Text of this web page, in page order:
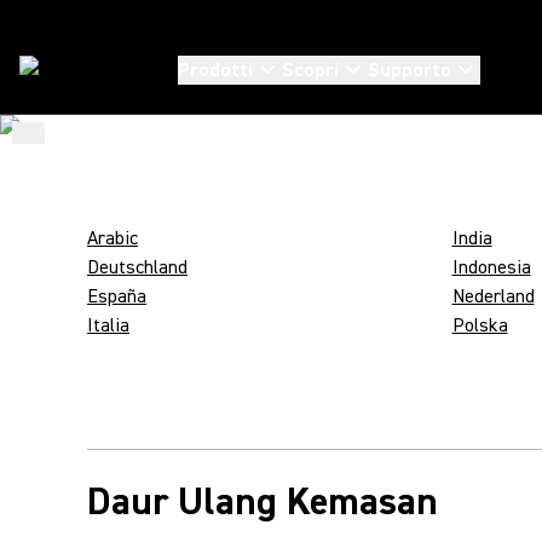
IMBALLAGGI
Arabic
Deutschland
España
Italia
India
Indonesia
Nederland
Polska
Daur Ulang Kemasan